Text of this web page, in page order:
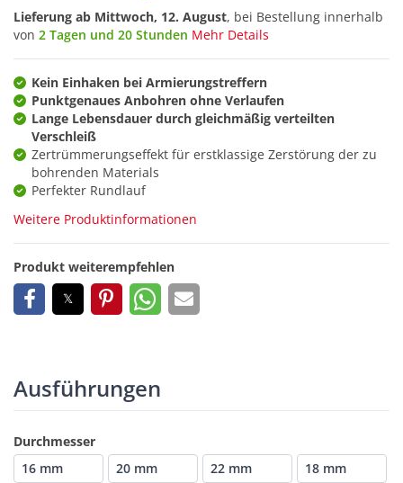
Lieferung ab Mittwoch, 12. August, bei Bestellung innerhalb
von 2 Tagen und 20 Stunden Mehr Details
Kein Einhaken bei Armierungstreffern
Punktgenaues Anbohren ohne Verlaufen
Lange Lebensdauer durch gleichmäßig verteilten
Verschleiß
Zertrümmerungseffekt für erstklassige Zerstörung der zu
bohrenden Materials
Perfekter Rundlauf
Weitere Produktinformationen
Produkt weiterempfehlen
Ausführungen
Durchmesser
16 mm
20 mm 22 mm
18 mm